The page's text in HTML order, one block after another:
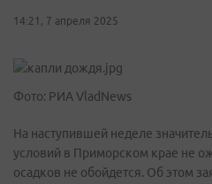
14:21, 7 апреля 2025
Фото: РИА VladNews
На наступившей неделе
условий в Приморском крае не
осадков не обойдется. Об этом